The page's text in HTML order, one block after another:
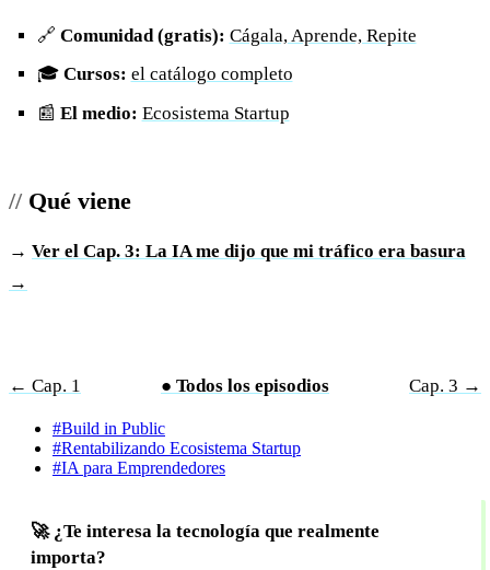
🔗 Comunidad (gratis): Cágala, Aprende, Repite
🎓 Cursos: el catálogo completo
📰 El medio: Ecosistema Startup
Qué viene
→ Ver el Cap. 3: La IA me dijo que mi tráfico era basura
→
← Cap. 1 ● Todos los episodios Cap. 3 →
#Build in Public
#Rentabilizando Ecosistema Startup
#IA para Emprendedores
🚀 ¿Te interesa la tecnología que realmente
importa?